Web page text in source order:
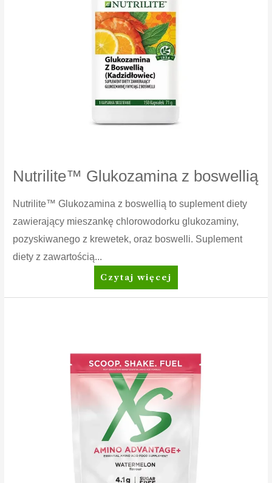
Nutrilite™ Glukozamina z boswellią
Nutrilite™ Glukozamina z boswellią to suplement diety
zawierający mieszankę chlorowodorku glukozaminy,
pozyskiwanego z krewetek, oraz boswelli. Suplement
diety z zawartością...
Nutrilite™
Glukozamina
Czytaj więcej